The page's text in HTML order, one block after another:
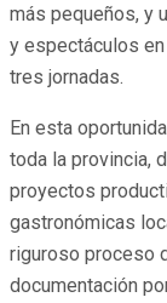
más pequeños, y
y espectáculos
tres jornadas.
En esta
toda la provincia,
proyectos
gastronómicas
riguroso proceso
documentación